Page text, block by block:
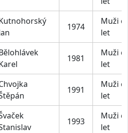
1974
Muži
let
1981
Muži
let
1991
Muži
let
1993
Muži
let